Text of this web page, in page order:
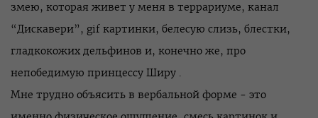
змею, которая живет у меня в террариуме, канал
“Дискавери”, gif картинки, белесую слизь, блестки,
гладкокожих дельфинов и, конечно же, про
непобедимую принцессу Ширу .
Мне трудно объясить в вербальной форме - это